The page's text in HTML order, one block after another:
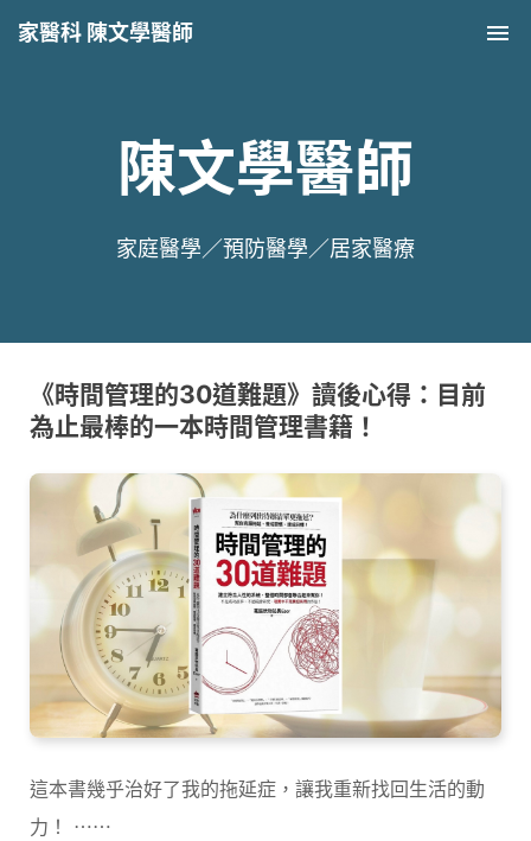
家醫科 陳文學醫師
陳文學醫師
家庭醫學／預防醫學／居家醫療
《時間管理的30道難題》讀後心得：目前
為止最棒的一本時間管理書籍！
這本書幾乎治好了我的拖延症，讓我重新找回生活的動
力！ ⋯⋯